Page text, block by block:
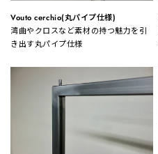
Vouto cerchio(丸パイプ仕様)
湾曲やクロスなど素材の持つ魅力を引
き出す丸パイプ仕様